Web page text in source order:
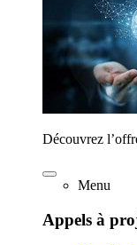
Découvrez
Menu
Appels à